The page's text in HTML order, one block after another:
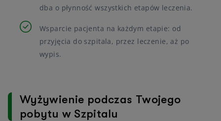
dba o płynność wszystkich etapów leczenia.
Wsparcie pacjenta na każdym etapie: od
przyjęcia do szpitala, przez leczenie, aż po
wypis.
Wyżywienie podczas Twojego
pobytu w Szpitalu